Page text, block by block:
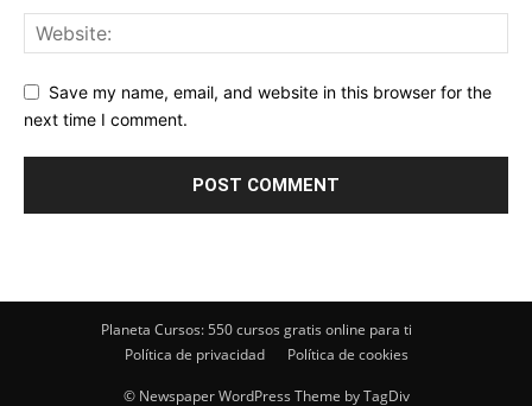
Save my name, email, and website in this browser for the
next time I comment.
Planeta Cursos: 550 cursos gratis online para ti
Política de privacidad
Política de cookies
© Newspaper WordPress Theme by TagDiv